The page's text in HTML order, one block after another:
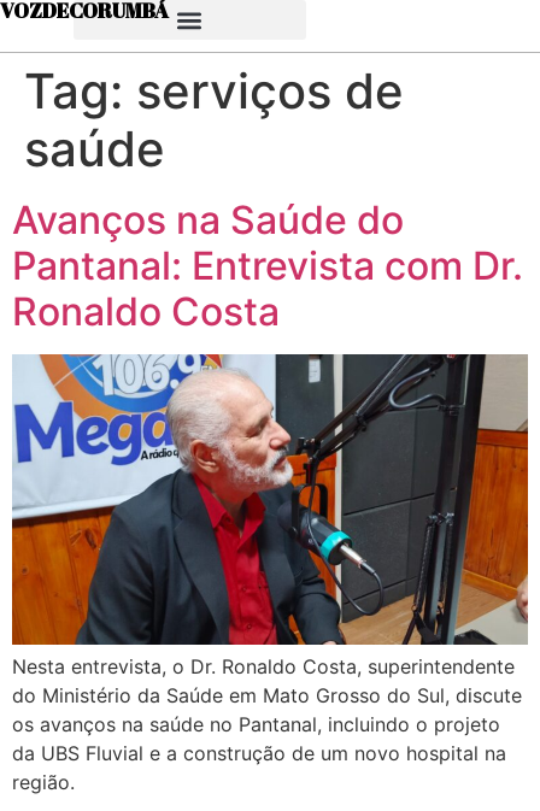
VOZDECORUMBÁ
Tag: serviços de
saúde
Avanços na Saúde do
Pantanal: Entrevista com Dr.
Ronaldo Costa
Nesta entrevista, o Dr. Ronaldo Costa, superintendente
do Ministério da Saúde em Mato Grosso do Sul, discute
os avanços na saúde no Pantanal, incluindo o projeto
da UBS Fluvial e a construção de um novo hospital na
região.